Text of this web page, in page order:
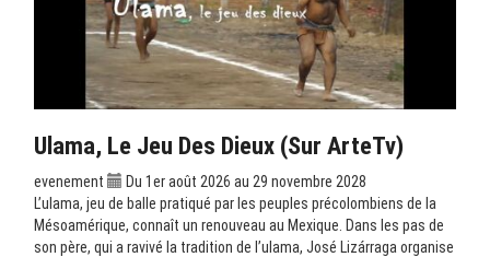
Ulama, Le Jeu Des Dieux (sur ArteTv)
evenement
Du 1er août 2026 au 29 novembre 2028
L’ulama, jeu de balle pratiqué par les peuples précolombiens de la
Mésoamérique, connaît un renouveau au Mexique. Dans les pas de
son père, qui a ravivé la tradition de l’ulama, José Lizárraga organise